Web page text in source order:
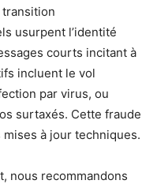
usurpent l’identité
courts incitant à
incluent le vol
par virus, ou
surtaxés. Cette fraude
à jour techniques.
nous recommandons